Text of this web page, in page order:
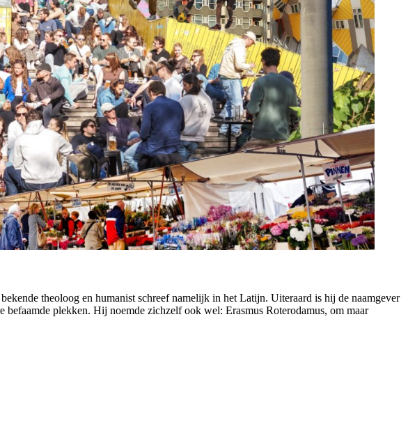
bekende theoloog en humanist schreef namelijk in het Latijn. Uiteraard is hij de naamgever
befaamde plekken. Hij noemde zichzelf ook wel: Erasmus Roterodamus, om maar